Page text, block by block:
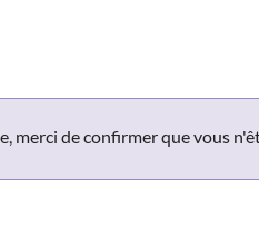
merci de confirmer que vous